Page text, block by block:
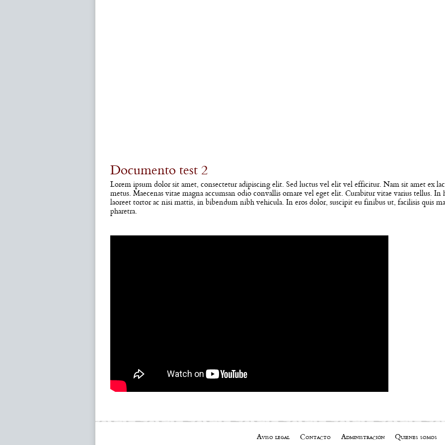
Documento test 2
Lorem ipsum dolor sit amet, consectetur adipiscing elit. Sed luctus vel elit vel efficitur. Nam sit amet ex
metus. Maecenas vitae magna accumsan odio convallis ornare vel eget elit. Curabitur vitae varius tellus. In
laoreet tortor ac nisi mattis, in bibendum nibh vehicula. In eros dolor, suscipit eu finibus ut, facilisis quis
pharetra.
Aviso legal Contacto Administración Quienes somos